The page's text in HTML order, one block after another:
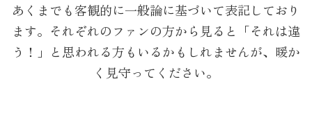
あくまでも客観的に一般論に基づいて表記しており
ます。 それぞれのファンの方から見ると「それは違
う！」と思われる方も いるかもしれませんが、暖か
く見守ってください。